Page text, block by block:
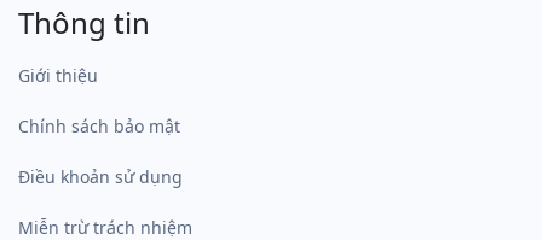
Thông tin
Giới thiệu
Chính sách bảo mật
Điều khoản sử dụng
Miễn trừ trách nhiệm